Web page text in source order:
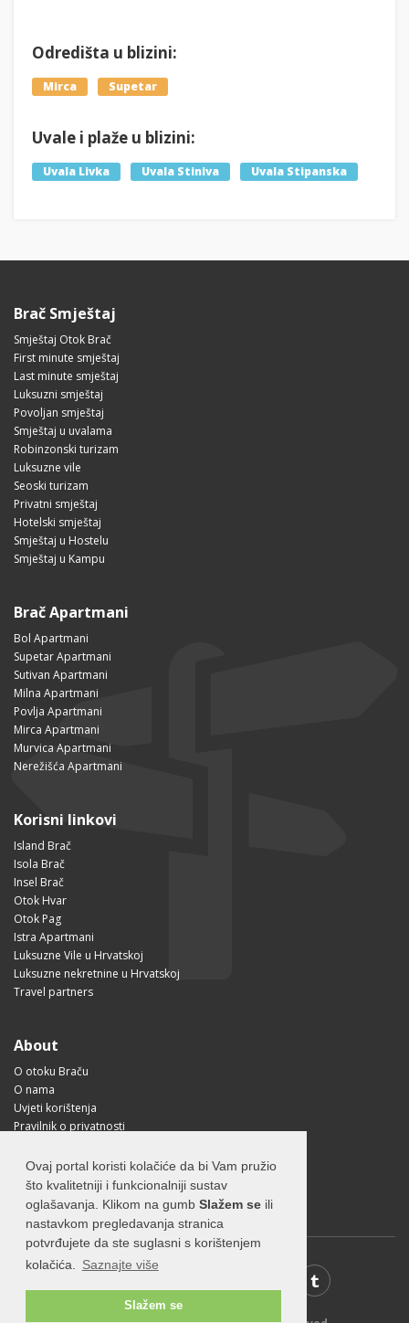
Ovaj portal koristi kolačiće da bi Vam pružio
što kvalitetniji i funkcionalniji sustav
oglašavanja. Klikom na gumb Slažem se ili
nastavkom pregledavanja stranica
potvrđujete da ste suglasni s korištenjem
kolačića.
Saznajte više
Slažem se
Odredišta u blizini:
Mirca Supetar
Uvale i plaže u blizini:
Uvala Livka Uvala Stiniva Uvala Stipanska
Brač Smještaj
Smještaj Otok Brač
First minute smještaj
Last minute smještaj
Luksuzni smještaj
Povoljan smještaj
Smještaj u uvalama
Robinzonski turizam
Luksuzne vile
Seoski turizam
Privatni smještaj
Hotelski smještaj
Smještaj u Hostelu
Smještaj u Kampu
Brač Apartmani
Bol Apartmani
Supetar Apartmani
Sutivan Apartmani
Milna Apartmani
Povlja Apartmani
Mirca Apartmani
Murvica Apartmani
Nerežišća Apartmani
Korisni linkovi
Island Brač
Isola Brač
Insel Brač
Otok Hvar
Otok Pag
Istra Apartmani
Luksuzne Vile u Hrvatskoj
Luksuzne nekretnine u Hrvatskoj
Travel partners
About
O otoku Braču
O nama
Uvjeti korištenja
Pravilnik o privatnosti
Kako doći na Brač?
Visit Croatia